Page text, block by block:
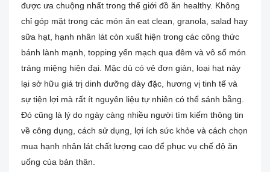
được ưa chuộng nhất trong thế giới đồ ăn healthy. Không
chỉ góp mặt trong các món ăn eat clean, granola, salad hay
sữa hạt, hạnh nhân lát còn xuất hiện trong các công thức
bánh lành mạnh, topping yến mạch qua đêm và vô số món
tráng miệng hiện đại. Mặc dù có vẻ đơn giản, loại hạt này
lại sở hữu giá trị dinh dưỡng dày đặc, hương vị tinh tế và
sự tiện lợi mà rất ít nguyên liệu tự nhiên có thể sánh bằng.
Đó cũng là lý do ngày càng nhiều người tìm kiếm thông tin
về công dụng, cách sử dụng, lợi ích sức khỏe và cách chọn
mua hạnh nhân lát chất lượng cao để phục vụ chế độ ăn
uống của bản thân.